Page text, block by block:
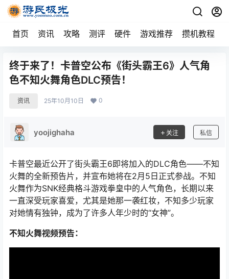
首页 资讯 攻略 测评 硬件 游戏推荐 攒机教程
终于来了！卡普空公布《街头霸王6》人气角
色不知火舞角色DLC预告！
资讯 25年10月10日 0
yoojighaha 关注 私信
卡普空最近公开了街头霸王6即将加入的DLC角色——不知
火舞的全新预告片，并宣布她将在2月5日正式参战。不知
火舞作为SNK经典格斗游戏拳皇中的人气角色，长期以来
一直深受玩家喜爱，尤其是她那一袭红妆，不知多少玩家
对她情有独钟，成为了许多人年少时的“女神”。
不知火舞视频预告：